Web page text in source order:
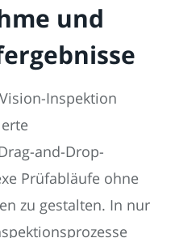
und
Inspektion
and-Drop-
Prüfabläufe ohne
zu gestalten. In nur